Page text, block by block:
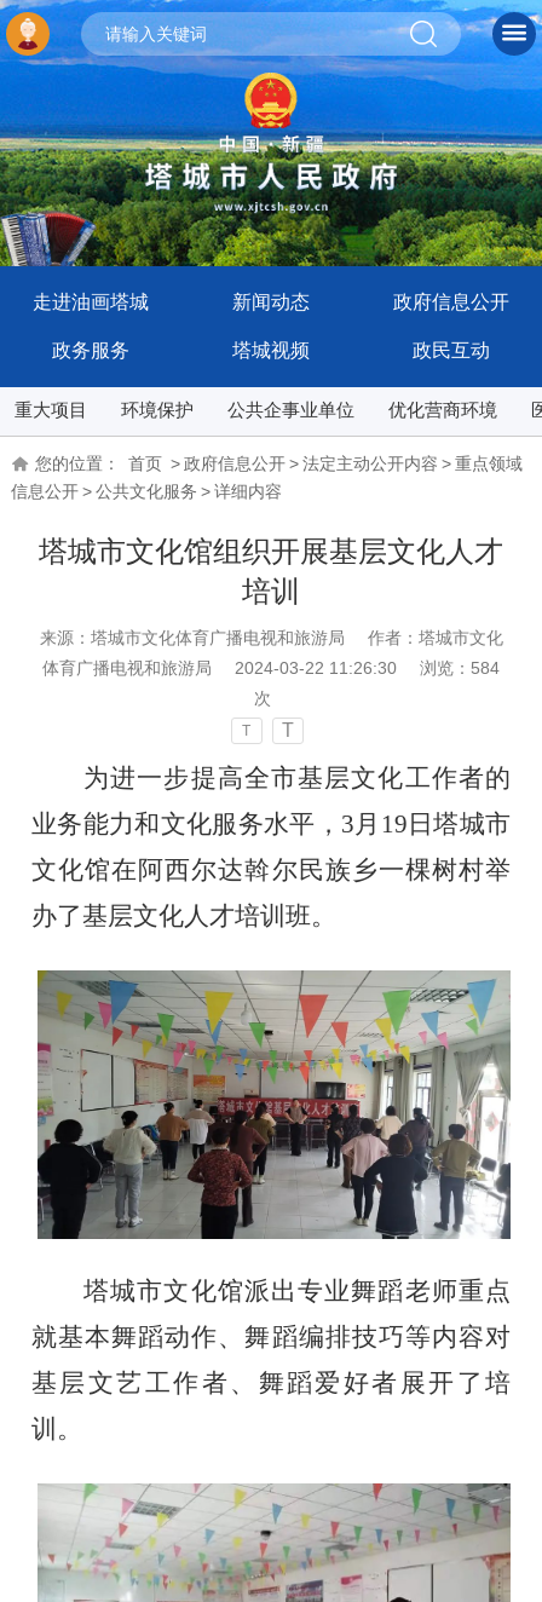
走进油画塔城 新闻动态 政府信息公开
政务服务 塔城视频 政民互动
重大项目 环境保护 公共企事业单位 优化营商环境
您的位置： 首页 >政府信息公开>法定主动公开内容 >重点领域
信息公开>公共文化服务 >详细内容
塔城市文化馆组织开展基层文化人才
培训
来源：塔城市文化体育广播电视和旅游局
作者：塔城市文化
体育广播电视和旅游局
2024-03-22 11:26:30 浏览： 584
次
T T
为进一步提高全市基层文化工作者的
业务能力和文化服务水平， 3月19日塔城市
文化馆在阿西尔达斡尔民族乡一棵树村举
办了基层文化人才培训班。
塔城市文化馆派出专业舞蹈老师重点
就基本舞蹈动作、舞蹈编排技巧等内容对
基层文艺工作者、舞蹈爱好者展开了培
训。